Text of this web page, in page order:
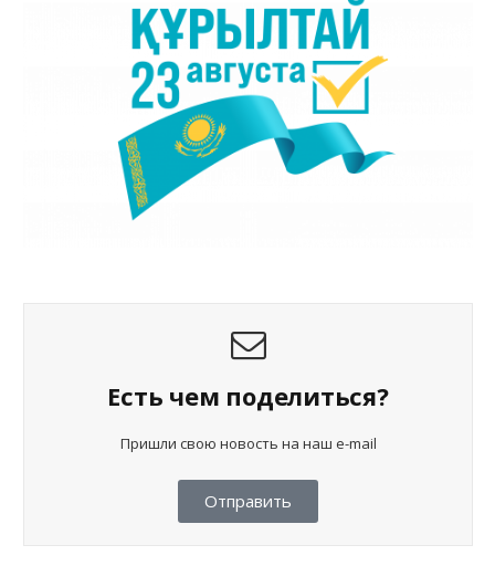
Есть чем поделиться?
Пришли свою новость на наш e-mail
Отправить